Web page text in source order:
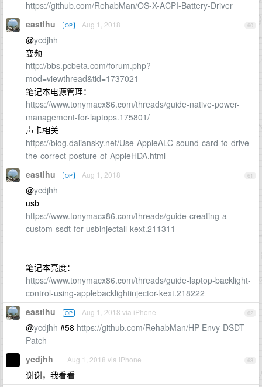
https://github.com/RehabMan/OS-X-ACPI-Battery-Driver
60
eastlhu OP Aug 1, 2018
@ycdjhh
变频
http://bbs.pcbeta.com/forum.php?
mod=viewthread&tid=1737021
笔记本电源管理：
https://www.tonymacx86.com/threads/guide-native-power-
management-for-laptops.175801/
声卡相关
https://blog.daliansky.net/Use-AppleALC-sound-card-to-drive-
the-correct-posture-of-AppleHDA.html
61
eastlhu OP Aug 1, 2018
@ycdjhh
usb
https://www.tonymacx86.com/threads/guide-creating-a-
custom-ssdt-for-usbinjectall-kext.211311
笔记本亮度：
https://www.tonymacx86.com/threads/guide-laptop-backlight-
control-using-applebacklightinjector-kext.218222
62
eastlhu OP Aug 1, 2018 via iPhone
@ycdjhh #58 https://github.com/RehabMan/HP-Envy-DSDT-
Patch
63
ycdjhh Aug 1, 2018 via iPhone
谢谢，我看看